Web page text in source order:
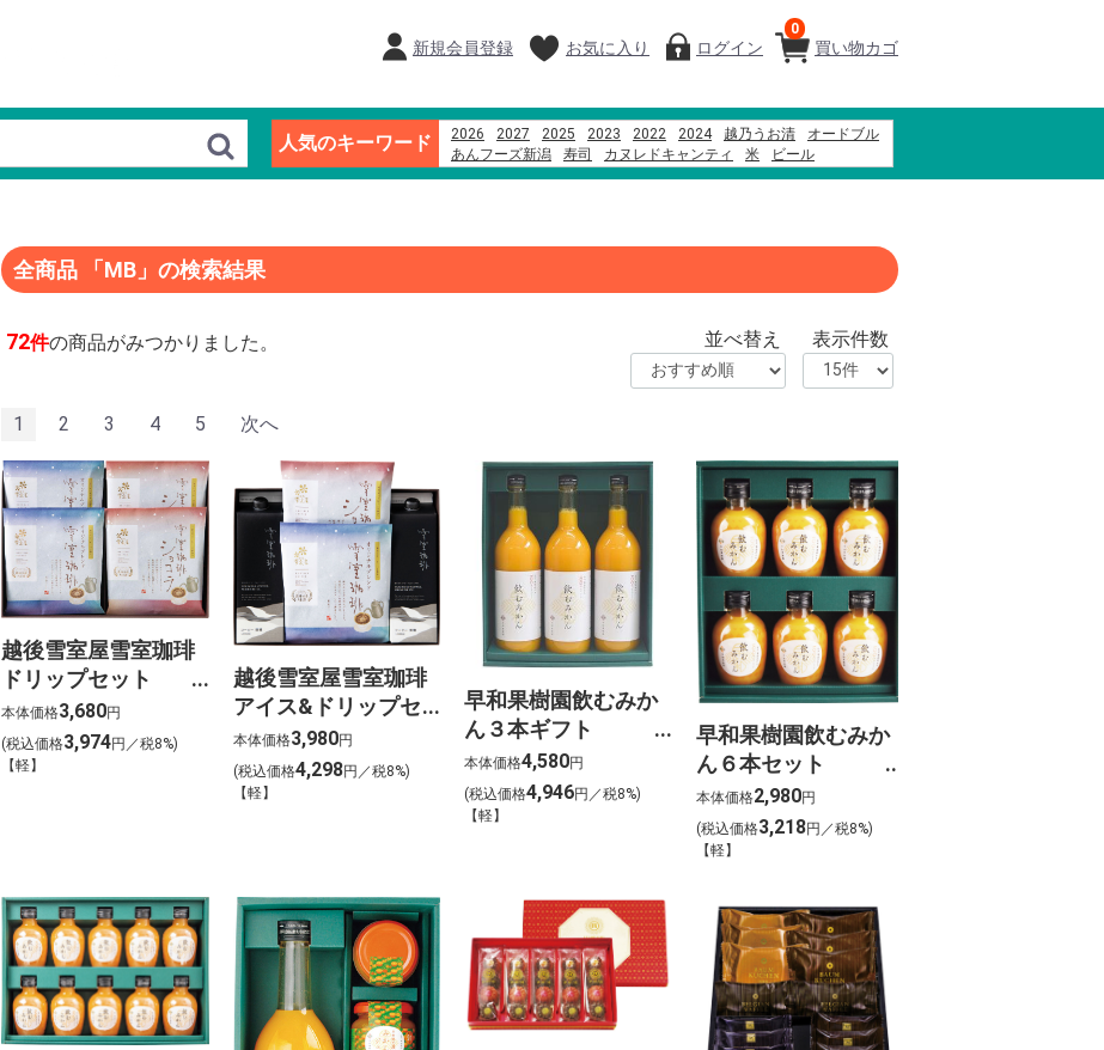
買い物カゴ
0
新規会員登録 お気に入り ログイン
人気のキーワード 2026 2027 2025 2023 2022 2024 越乃うお清
オードブル
あんフーズ新潟
寿司 カヌレドキャンティ 米
ビール
全商品 「MB」の検索結果
72件の商品がみつかりました。 並べ替え 表示件数
1 2 3 4 5 次へ
越後雪室屋雪室珈琲
ドリップセット
20PEY-
D5O2C2【MB565】
本体価格3,680円
(税込価格3,974円／税8%)
【軽】
越後雪室屋雪室珈琲
アイス&ドリップセ
ットEY-
PL2D5O1C1【MB566】
本体価格3,980円
(税込価格4,298円／税8%)
【軽】
早和果樹園飲むみか
ん３本ギフト
【MB192】
本体価格4,580円
(税込価格4,946円／税8%)
【軽】
早和果樹園飲むみか
ん６本セット
【MB190】
本体価格2,980円
(税込価格3,218円／税8%)
【軽】